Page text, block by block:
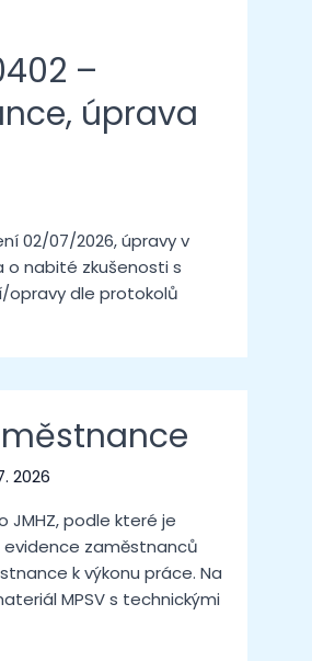
–
úprava
02/07/2026, úpravy v
o nabité zkušenosti s
opravy dle protokolů
2026
JMHZ, podle které je
zaměstnanců
k výkonu práce. Na
MPSV s technickými